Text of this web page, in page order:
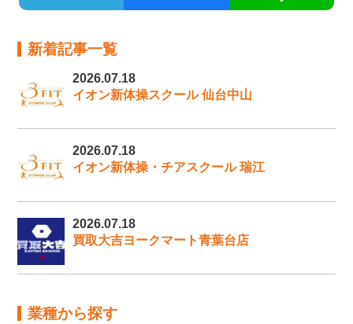
新着記事一覧
2026.07.18
イオン新体操スクール 仙台中山
2026.07.18
イオン新体操・チアスクール 瑞江
2026.07.18
買取大吉ヨークマート青葉台店
業種から探す